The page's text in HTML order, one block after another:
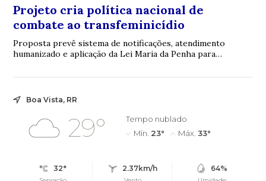
Projeto cria política nacional de
combate ao transfeminicídio
Proposta prevê sistema de notificações, atendimento
humanizado e aplicação da Lei Maria da Penha para
Boa Vista, RR
29°
Tempo nublado
Mín. 23° Máx. 33°
32° 2.37km/h 64%